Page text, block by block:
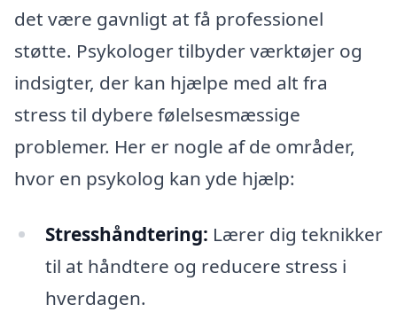
det være gavnligt at få professionel
støtte. Psykologer tilbyder værktøjer og
indsigter, der kan hjælpe med alt fra
stress til dybere følelsesmæssige
problemer. Her er nogle af de områder,
hvor en psykolog kan yde hjælp:
Stresshåndtering: Lærer dig teknikker
til at håndtere og reducere stress i
hverdagen.